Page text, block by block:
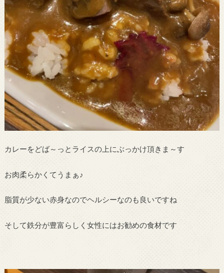
カレーをどば～っとライスの上にぶっかけ頂きま～す
お肉柔らかくてうまぁ♪
脂質が少ない赤身なのでヘルシーなのも良いですね
そして鉄分が豊富らしく女性にはお勧めの食材です